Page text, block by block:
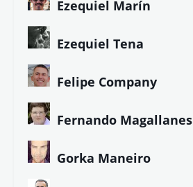
Ezequiel Marín
Ezequiel Tena
Felipe Company
Fernando Magallanes
Gorka Maneiro